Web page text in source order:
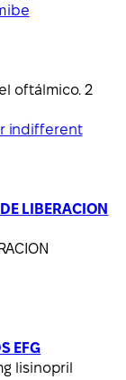
oftálmico. 2
indifferent
LIBERACION
EFG
lisinopril